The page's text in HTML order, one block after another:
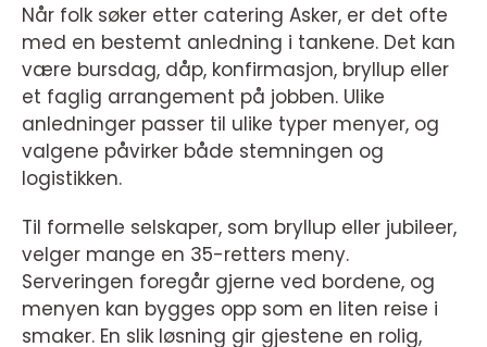
Når folk søker etter catering Asker, er det ofte
med en bestemt anledning i tankene. Det kan
være bursdag, dåp, konfirmasjon, bryllup eller
et faglig arrangement på jobben. Ulike
anledninger passer til ulike typer menyer, og
valgene påvirker både stemningen og
logistikken.
Til formelle selskaper, som bryllup eller jubileer,
velger mange en 35-retters meny.
Serveringen foregår gjerne ved bordene, og
menyen kan bygges opp som en liten reise i
smaker. En slik løsning gir gjestene en rolig,